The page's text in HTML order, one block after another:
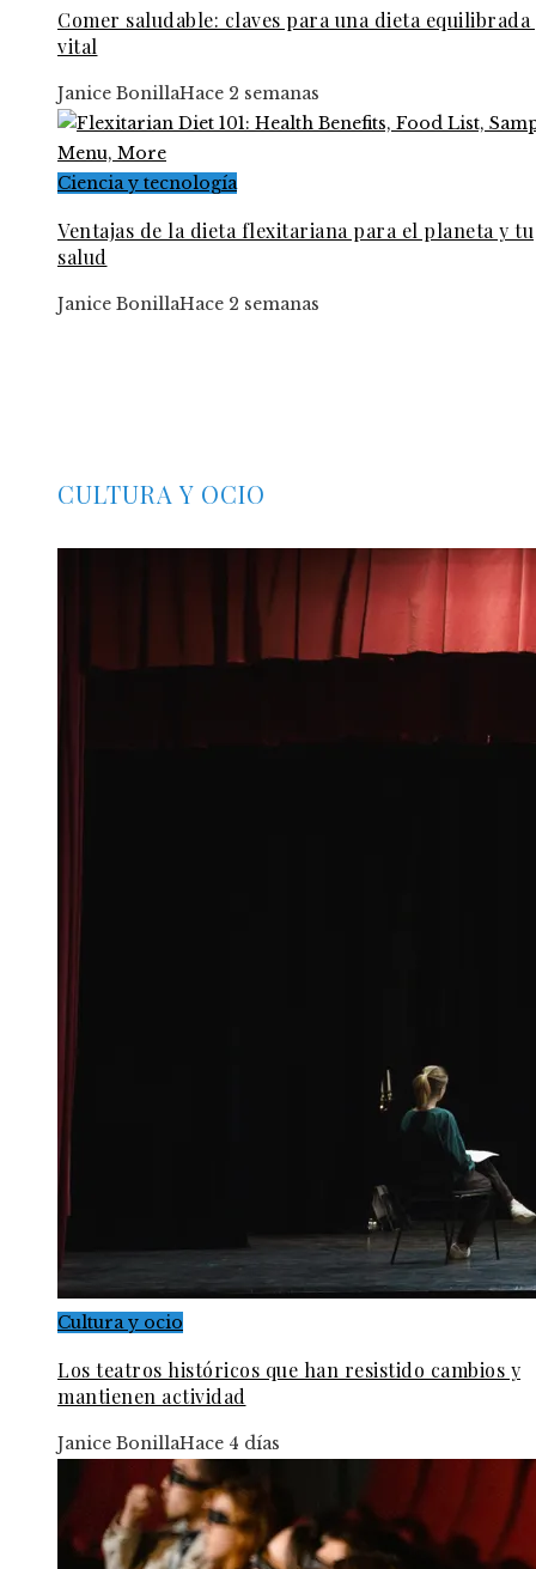
Comer saludable: claves para una dieta equilibrada
vital
Janice BonillaHace 2 semanas
Ciencia y tecnología
Ventajas de la dieta flexitariana para el planeta y tu
salud
Janice BonillaHace 2 semanas
CULTURA Y OCIO
Cultura y ocio
Los teatros históricos que han resistido cambios y
mantienen actividad
Janice BonillaHace 4 días